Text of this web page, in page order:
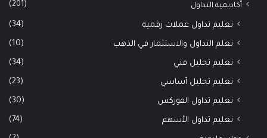
أكاديمية التداول (201)
تعليم تداول عملات رقمية (34)
تعلم التداول والاستثمار في الذهب (10)
تعليم تحليل فني (34)
تعليم تحليل أساسي (23)
تعليم تداول الفوركس (30)
تعليم تداول الأسهم (74)